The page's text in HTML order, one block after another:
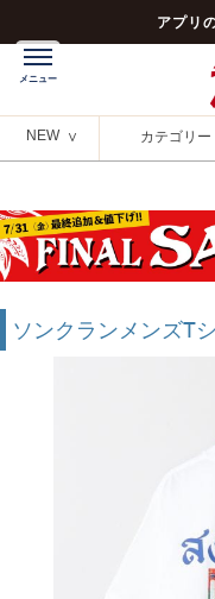
アプリ
NEW カテゴリー
ソンクランメンズT